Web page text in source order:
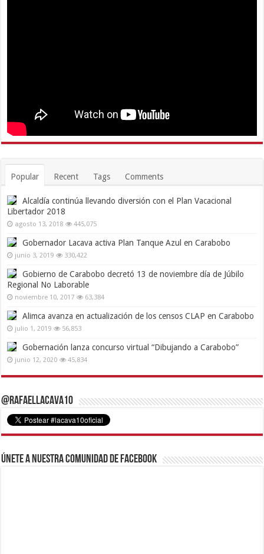
Popular Recent Tags Comments
Alcaldía continúa llevando diversión con el Plan Vacacional
Libertador 2018
agosto 13, 2018 445,075
Gobernador Lacava activa Plan Tanque Azul en Carabobo
junio 3, 2019 330,422
Gobierno de Carabobo decretó 13 de noviembre día de Júbilo
Regional No Laborable
noviembre 10, 2017 63,384
Alimca avanza en actualización de los censos CLAP en Carabobo
julio 1, 2019 56,853
Gobernación lanza concurso virtual “Dibujando a Carabobo”
junio 12, 2020 45,834
@RafaelLacava10
Únete a nuestra comunidad de Facebook